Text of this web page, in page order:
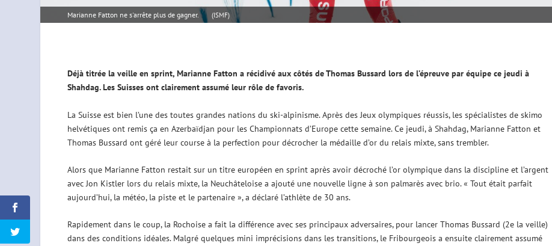
Marianne Fatton ne s'arrête plus de gagner. (ISMF)
Déjà titrée la veille en sprint, Marianne Fatton a récidivé aux côtés de Thomas Bussard lors de l’épreuve par équipe ce jeudi à
Shahdag. Les Suisses ont clairement assumé leur rôle de favoris.
La Suisse est bien l’une des toutes grandes nations du ski-alpinisme. Après des Jeux olympiques réussis, les spécialistes de skimo
helvétiques ont remis ça en Azerbaïdjan pour les Championnats d’Europe cette semaine. Ce jeudi, à Shahdag, Marianne Fatton et
Thomas Bussard ont géré leur course à la perfection pour décrocher la médaille d’or du relais mixte, sans trembler.
Alors que Marianne Fatton restait sur un titre européen en sprint après avoir décroché l’or olympique dans la discipline et l’argent
avec Jon Kistler lors du relais mixte, la Neuchâteloise a ajouté une nouvelle ligne à son palmarès avec brio. « Tout était parfait
aujourd’hui, la météo, la piste et le partenaire », a déclaré l’athlète de 30 ans.
Rapidement dans le coup, la Rochoise a fait la différence avec ses principaux adversaires, pour lancer Thomas Bussard (2e la veille)
dans des conditions idéales. Malgré quelques mini imprécisions dans les transitions, le Fribourgeois a ensuite clairement assumé